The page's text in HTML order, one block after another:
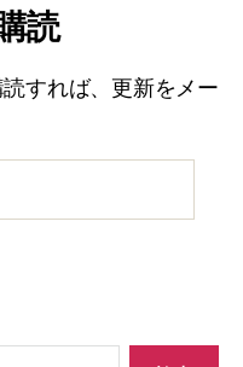
読
すれば、更新をメー